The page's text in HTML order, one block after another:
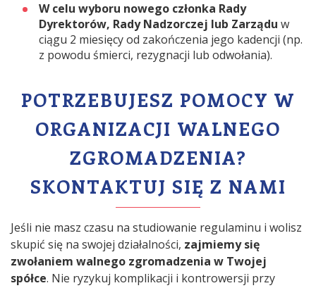
W celu wyboru nowego członka Rady
Dyrektorów, Rady Nadzorczej lub Zarządu w
ciągu 2 miesięcy od zakończenia jego kadencji (np.
z powodu śmierci, rezygnacji lub odwołania).
POTRZEBUJESZ POMOCY W
ORGANIZACJI WALNEGO
ZGROMADZENIA?
SKONTAKTUJ SIĘ Z NAMI
Jeśli nie masz czasu na studiowanie regulaminu i wolisz
skupić się na swojej działalności, zajmiemy się
zwołaniem walnego zgromadzenia w Twojej
spółce. Nie ryzykuj komplikacji i kontrowersji przy